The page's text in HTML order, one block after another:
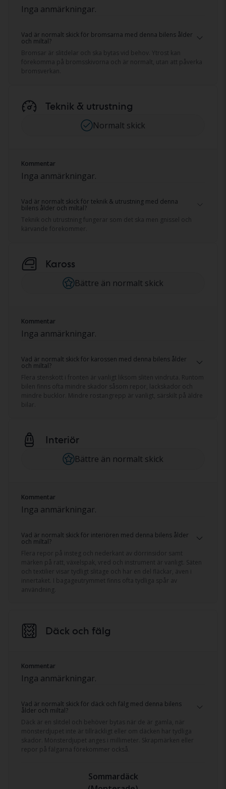
Inga anmärkningar.
Vad är normalt skick för bromsarna med denna bilens ålder
och miltal?
Bromsar är slitdelar och ska bytas vid behov. Ytrost kan
förekomma på bromsskivorna och är normalt, utan att påverka
bromsverkan.
Teknik & utrustning
Normalt skick
Kommentar
Inga anmärkningar.
Vad är normalt skick för teknik & utrustning med denna
bilens ålder och miltal?
Teknik och utrustning fungerar som det ska men gnissel och
kärvande förekommer.
Kaross
Bättre än normalt skick
Kommentar
Inga anmärkningar.
Vad är normalt skick för karossen med denna bilens ålder
och miltal?
Flera stenskott i fronten är vanligt liksom sliten vindruta. Runtom
bilen finns ofta mindre skador såsom repor, lackskador och
mindre bucklor. Mindre rostangrepp är vanligt, särskilt på äldre
bilar.
Interiör
Bättre än normalt skick
Kommentar
Inga anmärkningar.
Vad är normalt skick för interiören med denna bilens ålder
och miltal?
Flera repor på insteg och nederkant av dörrinsidor samt
märken på ratt, växelspak, vred och instrument är vanligt. Säten
och textilier visar tydligt slitage och har en del fläckar, även i
innertaket. I bagageutrymmet finns ofta tydliga spår av
användning.
Däck och fälg
Kommentar
Inga anmärkningar.
Vad är normalt skick för däck och fälg med denna bilens
ålder och miltal?
Däck är en slitdel och behöver bytas när de är gamla, när
mönsterdjupet inte är tillräckligt eller om däcken har tydliga
skador. Mönsterdjupet anges i millimeter. Skrapmärken eller
repor på fälgarna förekommer också.
Sommardäck